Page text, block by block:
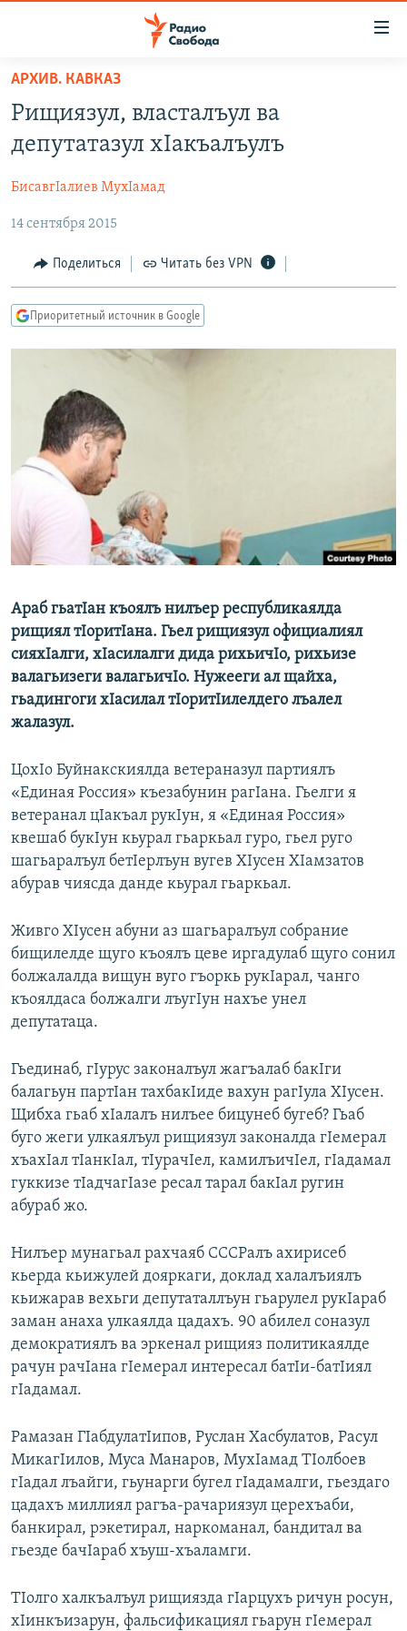
упрощенного
доступа
основному
Вернутся
главной
навигации
Вернутся
ПОДКАСТЫ
АВТОРСКИЕ ПРОЕКТЫ
ЦИТАТЫ СВОБОДЫ
МНЕНИЯ
КУЛЬТУРА
IDEL.РЕАЛИИ
КАВКАЗ.РЕАЛИИ
СЕВЕР.РЕАЛИИ
СИБИРЬ.РЕАЛИИ
РАСПИСАНИЕ ВЕЩАНИЯ
ПОДПИШИТЕСЬ НА РАССЫЛКУ
СОЦИАЛЬНЫЕ СЕТИ
Все сайты РСЕ/РС
АРХИВ. КАВКАЗ
Рищиязул, власталъул ва
депутатазул хIакъалъулъ
БисавгIалиев МухIамад
14 сентября 2015
Поделиться Читать без VPN
Приоритетный источник в Google
Араб гьатIан къоялъ нилъер республикаялда
рищиял тIоритIана. Гьел рищиязул официалиял
сияхIалги, хIасилалги дида рихьичIо, рихьизе
валагьизеги валагьичIо. Нужееги ал щайха,
гьадингоги хIасилал тIоритIилелдего лъалел
жалазул.
ЦохIо Буйнакскиялда ветераназул партиялъ
«Единая Россия» къезабунин рагIана. Гьелги я
ветеранал цIакъал рукIун, я «Единая Россия»
квешаб букIун кьурал гьаркьал гуро, гьел руго
шагьаралъул бетIерлъун вугев ХIусен ХIамзатов
абурав чиясда данде кьурал гьаркьал.
Живго ХIусен абуни аз шагьаралъул собрание
бищилелде щуго къоялъ цеве иргадулаб щуго сонил
болжалалда вищун вуго гъоркь рукIарал, чанго
къоялдаса болжалги лъугIун нахъе унел
депутатаца.
Гьединаб, гIурус законалъул жагъалаб бакIги
балагьун партIан тахбакIиде вахун рагIула ХIусен.
Щибха гьаб хIалалъ нилъее бицунеб бугеб? Гьаб
буго жеги улкаялъул рищиязул законалда гIемерал
хъахIал тIанкIал, тIурачIел, камилъичIел, гIадамал
гуккизе тIадчагIазе ресал тарал бакIал ругин
абураб жо.
Нилъер мунагьал рахчаяб СССРалъ ахирисеб
кьерда кьижулей дояркаги, доклад халалъиялъ
кьижарав вехьги депутаталлъун гьарулел рукIараб
заман анаха улкаялда цадахъ. 90 абилел соназул
демократиялъ ва эркенал рищияз политикаялде
рачун рачIана гIемерал интересал батIи-батIиял
гIадамал.
Рамазан ГIабдулатIипов, Руслан Хасбулатов, Расул
МикагIилов, Муса Манаров, МухIамад ТIолбоев
гIадал лъайги, гьунарги бугел гIадамалги, гьездаго
цадахъ миллиял рагъа-рачариязул церехъаби,
банкирал, рэкетирал, наркоманал, бандитал ва
гьезде бачIараб хъуш-хъаламги.
ТIолго халкъалъул рищиязда гIарцухъ ричун росун,
хIинкъизарун, фальсификациял гьарун гIемерал